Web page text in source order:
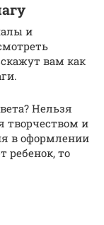
и
вам как
Нельзя
творчеством и
в оформлении
ребенок, то